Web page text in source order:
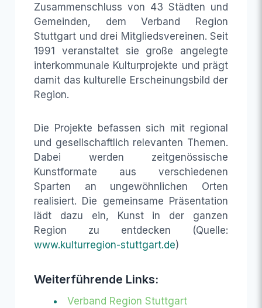
Zusammenschluss von 43 Städten und
Gemeinden, dem Verband Region
Stuttgart und drei Mitgliedsvereinen. Seit
1991 veranstaltet sie große angelegte
interkommunale Kulturprojekte und prägt
damit das kulturelle Erscheinungsbild der
Region.
Die Projekte befassen sich mit regional
und gesellschaftlich relevanten Themen.
Dabei werden zeitgenössische
Kunstformate aus verschiedenen
Sparten an ungewöhnlichen Orten
realisiert. Die gemeinsame Präsentation
lädt dazu ein, Kunst in der ganzen
Region zu entdecken (Quelle:
www.kulturregion-stuttgart.de)
Weiterführende Links:
Verband Region Stuttgart